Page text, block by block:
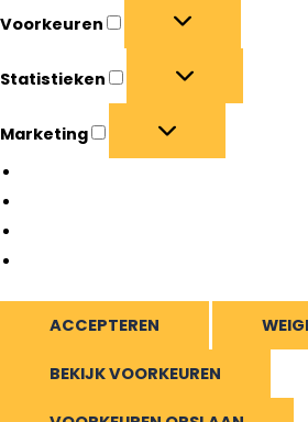
Voorkeuren
Statistieken
Marketing
ACCEPTEREN
BEKIJK VOORKEUREN